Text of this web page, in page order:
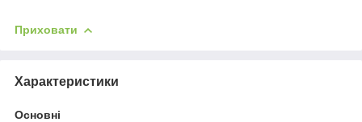
Приховати
Характеристики
Основні